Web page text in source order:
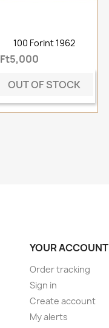
100 Forint 1962
Ft5,000
OUT OF STOCK
YOUR ACCOUNT
Order tracking
Sign in
Create account
My alerts